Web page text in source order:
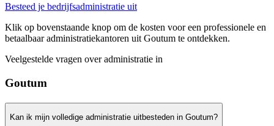
Besteed je bedrijfsadministratie uit
Klik op bovenstaande knop om de kosten voor een professionele en
betaalbaar administratiekantoren uit Goutum te ontdekken.
Veelgestelde vragen over administratie in
Goutum
Kan ik mijn volledige administratie uitbesteden in Goutum?